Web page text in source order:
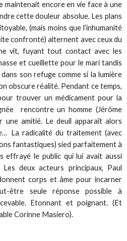
maintenait encore en vie face à une
cette douleur absolue. Les plans
(mais moins que l’inhumanité
confronté) alternent avec ceux du
vit, fuyant tout contact avec les
et cueillette pour le mari tandis
son refuge comme si la lumière
obscure réalité. Pendant ce temps,
trouver un médicament pour la
rencontre un homme (Jérôme
une amitié. Le deuil apparaît alors
La radicalité du traitement (avec
fantastiques) sied parfaitement à
effrayé le public qui lui avait aussi
deux acteurs principaux, Paul
corps et âme pour incarner
être seule réponse possible à
Etonnant et poignant. (Et
Corinne Masiero).